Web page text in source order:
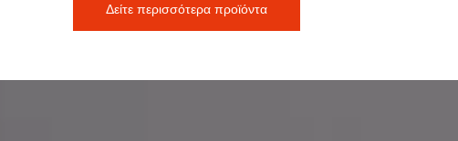
Δείτε περισσότερα προϊόντα